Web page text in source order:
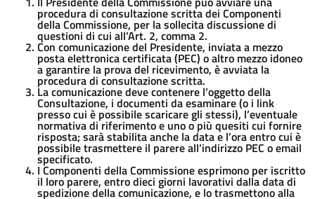
procedura di consultazione scritta dei Componenti
della Commissione, per la sollecita discussione di
questioni di cui all’Art. 2, comma 2.
Con comunicazione del Presidente, inviata a mezzo
posta elettronica certificata (PEC) o altro mezzo idoneo
a garantire la prova del ricevimento, è avviata la
procedura di consultazione scritta.
La comunicazione deve contenere l’oggetto della
Consultazione, i documenti da esaminare (o i link
presso cui è possibile scaricare gli stessi), l’eventuale
normativa di riferimento e uno o più quesiti cui fornire
risposta; sarà stabilita anche la data e l’ora entro cui è
possibile trasmettere il parere all’indirizzo PEC o email
specificato.
I Componenti della Commissione esprimono per iscritto
il loro parere, entro dieci giorni lavorativi dalla data di
spedizione della comunicazione, e lo trasmettono alla